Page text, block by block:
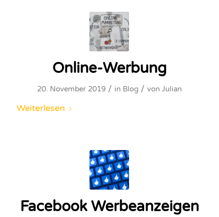
Online-Werbung
20. November 2019 / in Blog / von Julian
Weiterlesen
Facebook Werbeanzeigen